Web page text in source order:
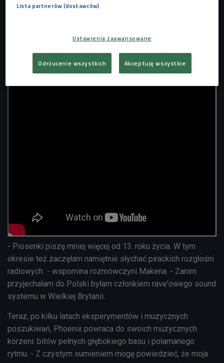
przez zróżnicowane wpływy kulturowe. Urodziła się w
Londynie, dzieciństwo spędziła na Jamajce, do Wielkiej
Brytanii powróciła w momencie narodzin grime'u.
- Piosenki piszę mniej więcej od 13. roku życia. W tym
okresie też zaczęłam namiętnie słychać pirackich rozgłośni
radiowych - wspomina rozmówczyni Makena. - Zanim
przyjechałam do Polski byłam członkiem rave'owego sound
systemu w Wielkiej Brytanii.
Teraz, po kilku latach eksperymentów i muzycznych
poszukiwań, Phoenix powraca do swoich muzycznych
korzeni: bitów pełnych głębokiego basu i połamanego
rytmu. - Z czystym sumieniem mogę powiedzieć, że moja
Lista partnerów (dostawców)
Ustawienia zaawansowane
Odrzucenie wszystkich Akceptuję wszystkie